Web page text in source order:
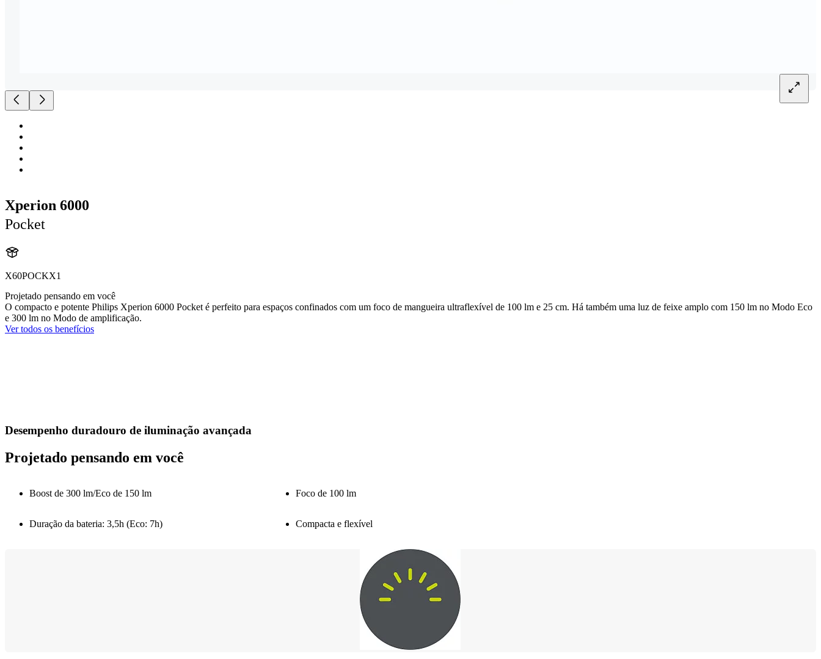
Xperion 6000
Pocket
X60POCKX1
Projetado pensando em você
O compacto e potente Philips Xperion 6000 Pocket é perfeito para espaços confinados com um foco de mangueira ultraflexível de 100 lm e 25 cm. Há também uma luz de feixe amplo com 150 lm no Modo Eco
e 300 lm no Modo de amplificação.
Ver todos os benefícios
Desempenho duradouro de iluminação avançada
Projetado pensando em você
Boost de 300 lm/Eco de 150 lm Foco de 100 lm
Duração da bateria: 3,5h (Eco: 7h) Compacta e flexível